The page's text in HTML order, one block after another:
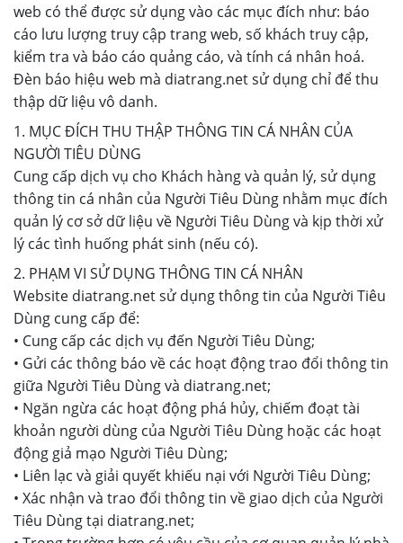
web có thể được sử dụng vào các mục đích như: báo
cáo lưu lượng truy cập trang web, số khách truy cập,
kiểm tra và báo cáo quảng cáo, và tính cá nhân hoá.
Đèn báo hiệu web mà diatrang.net sử dụng chỉ để thu
thập dữ liệu vô danh.
1. MỤC ĐÍCH THU THẬP THÔNG TIN CÁ NHÂN CỦA
NGƯỜI TIÊU DÙNG
Cung cấp dịch vụ cho Khách hàng và quản lý, sử dụng
thông tin cá nhân của Người Tiêu Dùng nhằm mục đích
quản lý cơ sở dữ liệu về Người Tiêu Dùng và kịp thời xử
lý các tình huống phát sinh (nếu có).
2. PHẠM VI SỬ DỤNG THÔNG TIN CÁ NHÂN
Website diatrang.net sử dụng thông tin của Người Tiêu
Dùng cung cấp để:
• Cung cấp các dịch vụ đến Người Tiêu Dùng;
• Gửi các thông báo về các hoạt động trao đổi thông tin
giữa Người Tiêu Dùng và diatrang.net;
• Ngăn ngừa các hoạt động phá hủy, chiếm đoạt tài
khoản người dùng của Người Tiêu Dùng hoặc các hoạt
động giả mạo Người Tiêu Dùng;
• Liên lạc và giải quyết khiếu nại với Người Tiêu Dùng;
• Xác nhận và trao đổi thông tin về giao dịch của Người
Tiêu Dùng tại diatrang.net;